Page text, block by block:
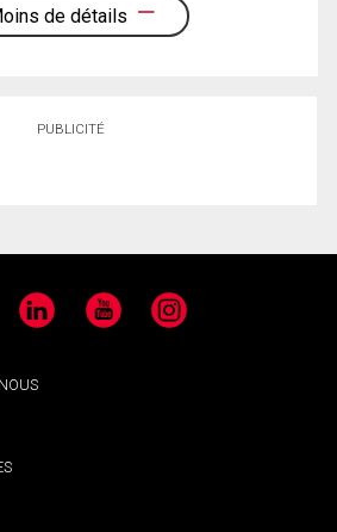
de détails
PUBLICITÉ
LinkedIn YouTube Instagram